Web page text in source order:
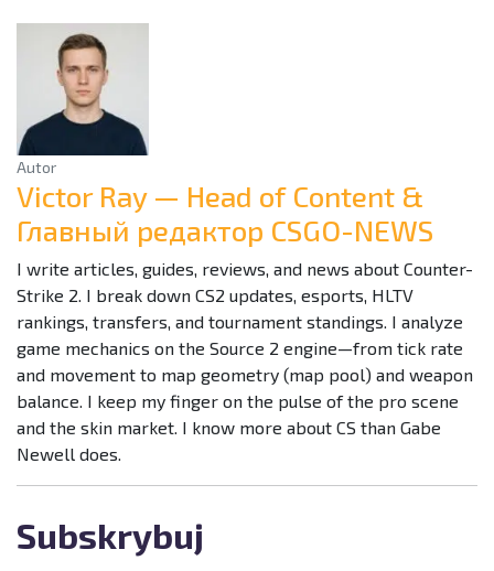
Autor
Victor Ray — Head of Content &
Главный редактор CSGO-NEWS
I write articles, guides, reviews, and news about Counter-
Strike 2. I break down CS2 updates, esports, HLTV
rankings, transfers, and tournament standings. I analyze
game mechanics on the Source 2 engine—from tick rate
and movement to map geometry (map pool) and weapon
balance. I keep my finger on the pulse of the pro scene
and the skin market. I know more about CS than Gabe
Newell does.
Subskrybuj